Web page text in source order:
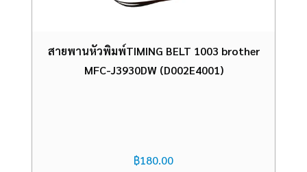
สายพานหัวพิมพ์TIMING BELT 1003 brother
MFC-J3930DW (D002E4001)
฿180.00